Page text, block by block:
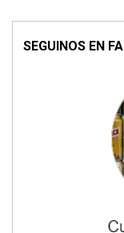
SEGUINOS EN